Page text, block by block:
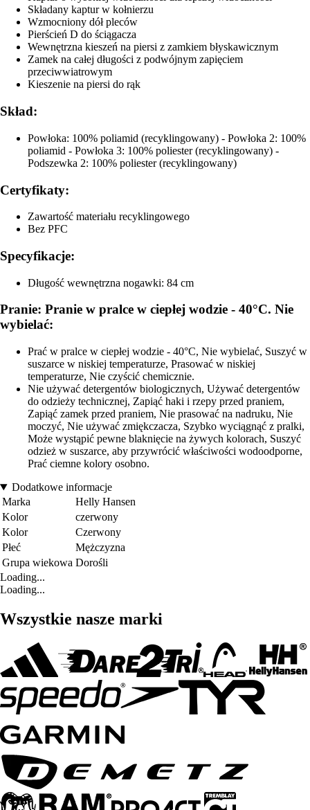
Składany kaptur w kołnierzu
Wzmocniony dół pleców
Pierścień D do ściągacza
Wewnętrzna kieszeń na piersi z zamkiem błyskawicznym
Zamek na całej długości z podwójnym zapięciem
przeciwwiatrowym
Kieszenie na piersi do rąk
Skład:
Powłoka: 100% poliamid (recyklingowany) - Powłoka 2: 100%
poliamid - Powłoka 3: 100% poliester (recyklingowany) -
Podszewka 2: 100% poliester (recyklingowany)
Certyfikaty:
Zawartość materiału recyklingowego
Bez PFC
Specyfikacje:
Długość wewnętrzna nogawki: 84 cm
Pranie: Pranie w pralce w ciepłej wodzie - 40°C. Nie
wybielać:
Prać w pralce w ciepłej wodzie - 40°C, Nie wybielać, Suszyć w
suszarce w niskiej temperaturze, Prasować w niskiej
temperaturze, Nie czyścić chemicznie.
Nie używać detergentów biologicznych, Używać detergentów
do odzieży technicznej, Zapiąć haki i rzepy przed praniem,
Zapiąć zamek przed praniem, Nie prasować na nadruku, Nie
moczyć, Nie używać zmiękczacza, Szybko wyciągnąć z pralki,
Może wystąpić pewne blaknięcie na żywych kolorach, Suszyć
odzież w suszarce, aby przywrócić właściwości wodoodporne,
Prać ciemne kolory osobno.
Dodatkowe informacje
Marka
Helly Hansen
Kolor
czerwony
Kolor
Czerwony
Płeć
Mężczyzna
Grupa wiekowa Dorośli
Loading...
Loading...
Wszystkie nasze marki